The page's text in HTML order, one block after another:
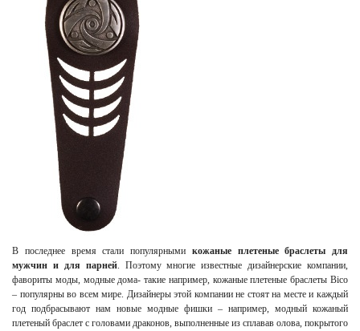
В последнее время стали популярными кожаные плетеные браслеты для
мужчин и для парней. Поэтому многие известные дизайнерские компании,
фавориты моды, модные дома- такие например, кожаные плетеные браслеты Bico
– популярны во всем мире. Дизайнеры этой компании не стоят на месте и каждый
год подбрасывают нам новые модные фишки – например, модный кожаный
плетеный браслет с головами драконов, выполненные из сплавав олова, покрытого